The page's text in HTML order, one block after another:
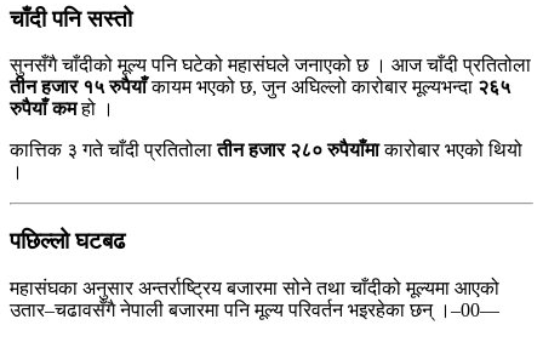
चाँदी पनि सस्तो
सुनसँगै चाँदीको मूल्य पनि घटेको महासंघले जनाएको छ । आज चाँदी प्रतितोला
तीन हजार १५ रुपैयाँकायम भएको छ, जुन अघिल्लो कारोबार मूल्यभन्दा २६५
रुपैयाँ कमहो ।
कात्तिक ३ गते चाँदी प्रतितोलातीन हजार २८० रुपैयाँमाकारोबार भएको थियो
।
पछिल्लो घटबढ
महासंघका अनुसार अन्तर्राष्ट्रिय बजारमा सोने तथा चाँदीको मूल्यमा आएको
उतार–चढावसँगै नेपाली बजारमा पनि मूल्य परिवर्तन भइरहेका छन् ।–00—